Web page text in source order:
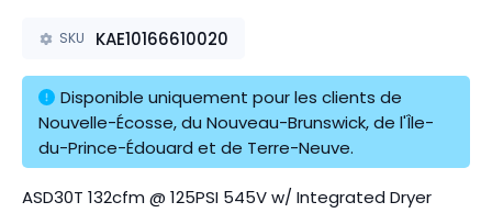
SKU KAE10166610020
Disponible uniquement pour les clients de
Nouvelle-Écosse, du Nouveau-Brunswick, de l'Île-
du-Prince-Édouard et de Terre-Neuve.
ASD30T 132cfm @ 125PSI 545V w/ Integrated Dryer